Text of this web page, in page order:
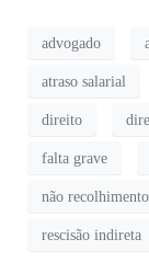
advogado
atraso salarial
direito
falta grave
não
rescisão indireta